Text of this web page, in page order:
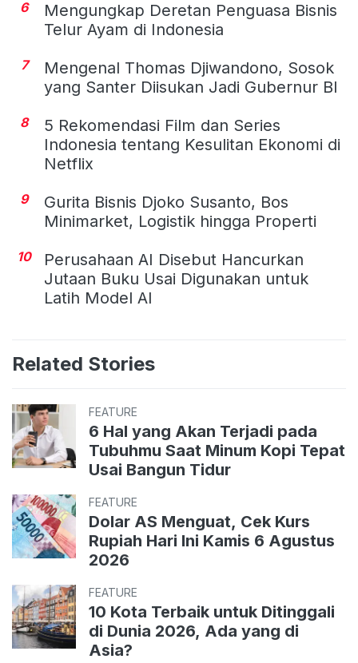
6
Mengungkap Deretan Penguasa Bisnis
Telur Ayam di Indonesia
7
Mengenal Thomas Djiwandono, Sosok
yang Santer Diisukan Jadi Gubernur BI
8
5 Rekomendasi Film dan Series
Indonesia tentang Kesulitan Ekonomi di
Netflix
9
Gurita Bisnis Djoko Susanto, Bos
Minimarket, Logistik hingga Properti
10
Perusahaan AI Disebut Hancurkan
Jutaan Buku Usai Digunakan untuk
Latih Model AI
Related Stories
FEATURE
6 Hal yang Akan Terjadi pada
Tubuhmu Saat Minum Kopi Tepat
Usai Bangun Tidur
FEATURE
Dolar AS Menguat, Cek Kurs
Rupiah Hari Ini Kamis 6 Agustus
2026
FEATURE
10 Kota Terbaik untuk Ditinggali
di Dunia 2026, Ada yang di
Asia?